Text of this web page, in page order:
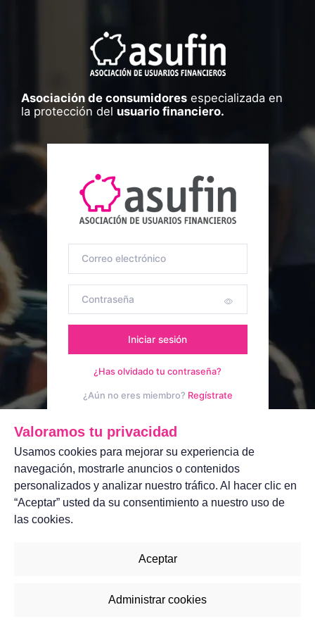
Asociación de consumidores especializada en
la protección del usuario financiero.
Iniciar sesión
¿Has olvidado tu contraseña?
¿Aún no eres miembro? Regístrate
Valoramos tu privacidad
Usamos cookies para mejorar su experiencia de
navegación, mostrarle anuncios o contenidos
personalizados y analizar nuestro tráfico. Al hacer clic en
“Aceptar” usted da su consentimiento a nuestro uso de
las cookies.
Aceptar
Administrar cookies